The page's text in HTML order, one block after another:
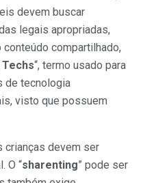
devem buscar
legais apropriadas,
compartilhado,
Techs“, termo usado para
de tecnologia
visto que possuem
crianças devem ser
O “sharenting” pode ser